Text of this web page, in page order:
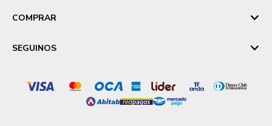
COMPRAR
SEGUINOS